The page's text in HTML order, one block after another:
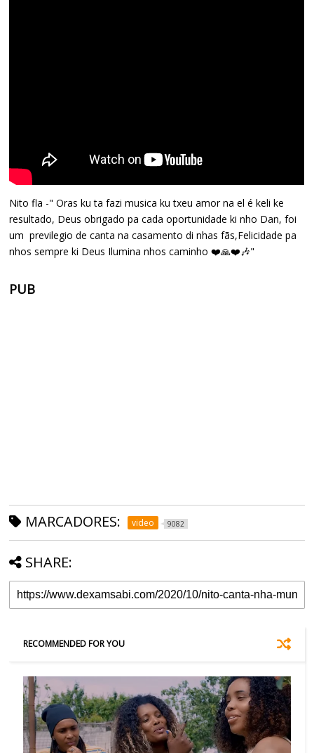
Nito fla -" Oras ku ta fazi musica ku txeu amor na el é keli ke
resultado, Deus obrigado pa cada oportunidade ki nho Dan, foi
um previlegio de canta na casamento di nhas fãs,Felicidade pa
nhos sempre ki Deus Ilumina nhos caminho ❤️🙏❤️🎶"
PUB
MARCADORES: video 9082
SHARE:
RECOMMENDED FOR YOU